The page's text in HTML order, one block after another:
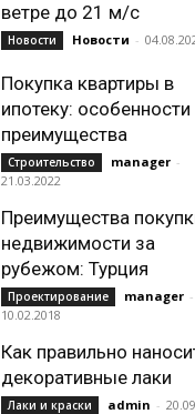
ветре до 21 м/с
Новости Новости -
Покупка квартиры в
ипотеку: особенности
преимущества
Строительство manager -
21.03.2022
Преимущества
недвижимости за
рубежом: Турция
Проектирование manager -
10.02.2018
Как правильно
декоративные лаки
Лаки и краски admin -